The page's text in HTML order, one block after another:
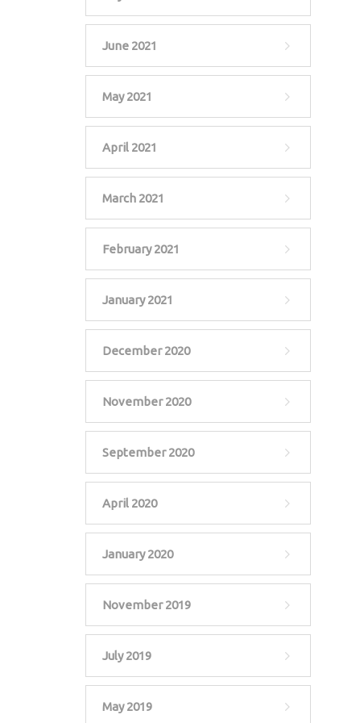
June 2021
May 2021
April 2021
March 2021
February 2021
January 2021
December 2020
November 2020
September 2020
April 2020
January 2020
November 2019
July 2019
May 2019